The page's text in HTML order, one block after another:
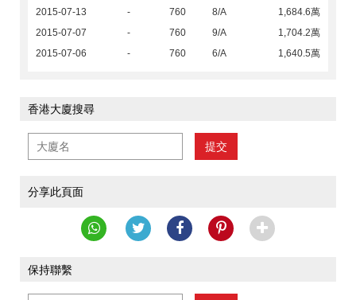
2015-07-13
- 760 8/A
1,684.6萬
2015-07-07
- 760 9/A
1,704.2萬
2015-07-06
- 760 6/A 1,640.5萬
香港大廈搜尋
提交
分享此頁面
保持聯繫